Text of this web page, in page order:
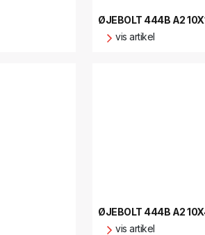
ØJEBOLT 444B A2
vis artikel
ØJEBOLT 444B A2
vis artikel